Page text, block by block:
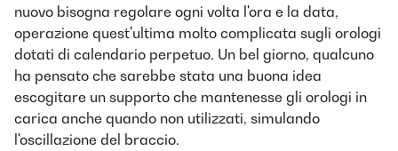
nuovo bisogna regolare ogni volta l'ora e la data,
operazione quest'ultima molto complicata sugli orologi
dotati di calendario perpetuo. Un bel giorno, qualcuno
ha pensato che sarebbe stata una buona idea
escogitare un supporto che mantenesse gli orologi in
carica anche quando non utilizzati, simulando
l'oscillazione del braccio.